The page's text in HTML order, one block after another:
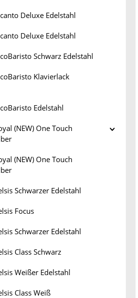
Deluxe Edelstahl
Deluxe Edelstahl
Schwarz Edelstahl
Klavierlack
Edelstahl
(NEW) One Touch
(NEW) One Touch
Schwarzer Edelstahl
Focus
Schwarzer Edelstahl
Class Schwarz
Weißer Edelstahl
Class Weiß